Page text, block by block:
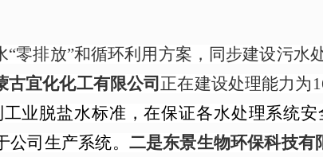
零排放”和循环利用方案，同步建设污水
古宜化化工有限公司 正在建设处理能力为
业脱盐水标准，在保证各水处理系统
公司生产系统。 二是东景生物环保科技有